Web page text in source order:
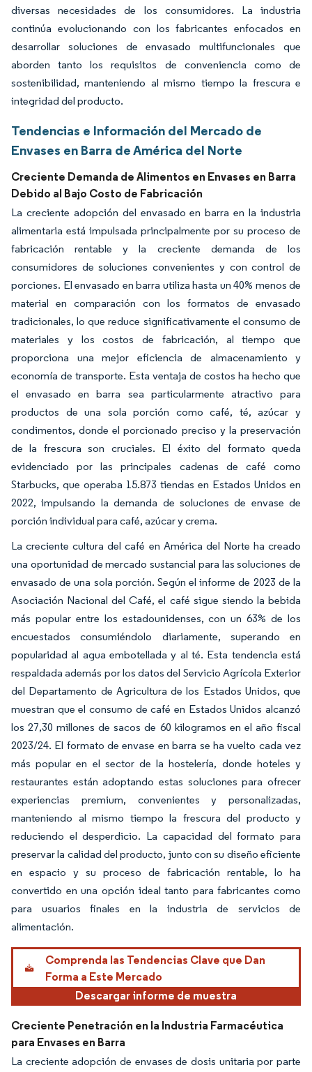
diversas necesidades de los consumidores. La industria
continúa evolucionando con los fabricantes enfocados en
desarrollar soluciones de envasado multifuncionales que
aborden tanto los requisitos de conveniencia como de
sostenibilidad, manteniendo al mismo tiempo la frescura e
integridad del producto.
Tendencias e Información del Mercado de
Envases en Barra de América del Norte
Creciente Demanda de Alimentos en Envases en Barra
Debido al Bajo Costo de Fabricación
La creciente adopción del envasado en barra en la industria
alimentaria está impulsada principalmente por su proceso de
fabricación rentable y la creciente demanda de los
consumidores de soluciones convenientes y con control de
porciones. El envasado en barra utiliza hasta un 40% menos de
material en comparación con los formatos de envasado
tradicionales, lo que reduce significativamente el consumo de
materiales y los costos de fabricación, al tiempo que
proporciona una mejor eficiencia de almacenamiento y
economía de transporte. Esta ventaja de costos ha hecho que
el envasado en barra sea particularmente atractivo para
productos de una sola porción como café, té, azúcar y
condimentos, donde el porcionado preciso y la preservación
de la frescura son cruciales. El éxito del formato queda
evidenciado por las principales cadenas de café como
Starbucks, que operaba 15.873 tiendas en Estados Unidos en
2022, impulsando la demanda de soluciones de envase de
porción individual para café, azúcar y crema.
La creciente cultura del café en América del Norte ha creado
una oportunidad de mercado sustancial para las soluciones de
envasado de una sola porción. Según el informe de 2023 de la
Asociación Nacional del Café, el café sigue siendo la bebida
más popular entre los estadounidenses, con un 63% de los
encuestados consumiéndolo diariamente, superando en
popularidad al agua embotellada y al té. Esta tendencia está
respaldada además por los datos del Servicio Agrícola Exterior
del Departamento de Agricultura de los Estados Unidos, que
muestran que el consumo de café en Estados Unidos alcanzó
los 27,30 millones de sacos de 60 kilogramos en el año fiscal
2023/24. El formato de envase en barra se ha vuelto cada vez
más popular en el sector de la hostelería, donde hoteles y
restaurantes están adoptando estas soluciones para ofrecer
experiencias premium, convenientes y personalizadas,
manteniendo al mismo tiempo la frescura del producto y
reduciendo el desperdicio. La capacidad del formato para
preservar la calidad del producto, junto con su diseño eficiente
en espacio y su proceso de fabricación rentable, lo ha
convertido en una opción ideal tanto para fabricantes como
para usuarios finales en la industria de servicios de
alimentación.
Comprenda las Tendencias Clave que Dan
Forma a Este Mercado
Descargar informe de muestra
Creciente Penetración en la Industria Farmacéutica
para Envases en Barra
La creciente adopción de envases de dosis unitaria por parte